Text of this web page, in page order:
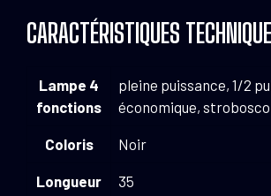
CARACTÉRISTIQUES
Lampe 4
fonctions
pleine puissance, 1/2
économique,
Coloris Noir
Longueur 35